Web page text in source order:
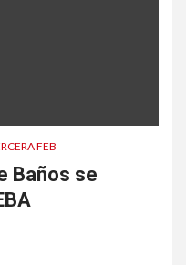
FEB
Baños se